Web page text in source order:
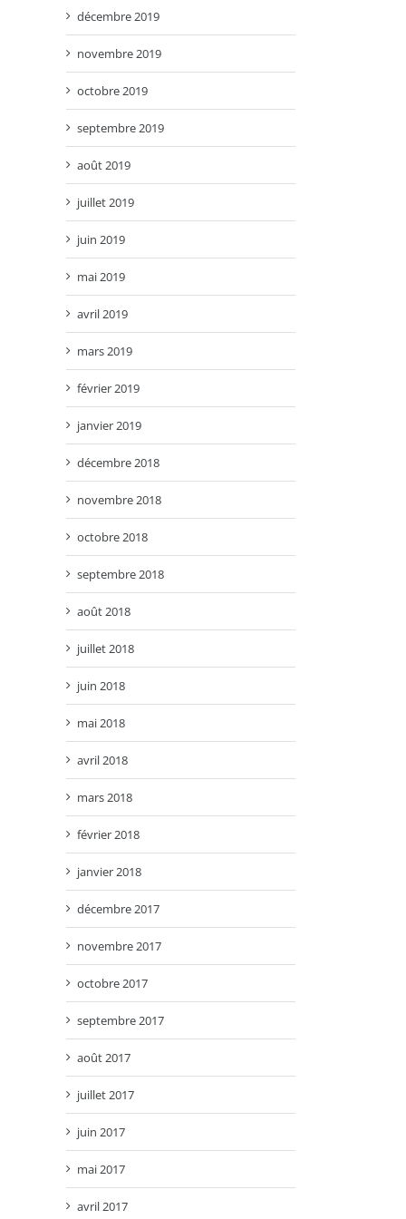
décembre 2019
novembre 2019
octobre 2019
septembre 2019
août 2019
juillet 2019
juin 2019
mai 2019
avril 2019
mars 2019
février 2019
janvier 2019
décembre 2018
novembre 2018
octobre 2018
septembre 2018
août 2018
juillet 2018
juin 2018
mai 2018
avril 2018
mars 2018
février 2018
janvier 2018
décembre 2017
novembre 2017
octobre 2017
septembre 2017
août 2017
juillet 2017
juin 2017
mai 2017
avril 2017